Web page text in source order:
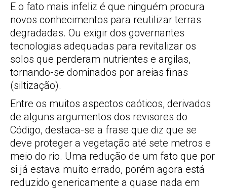
E o fato mais infeliz é que ninguém procura
novos conhecimentos para reutilizar terras
degradadas. Ou exigir dos governantes
tecnologias adequadas para revitalizar os
solos que perderam nutrientes e argilas,
tornando-se dominados por areias finas
(siltização).
Entre os muitos aspectos caóticos, derivados
de alguns argumentos dos revisores do
Código, destaca-se a frase que diz que se
deve proteger a vegetação até sete metros e
meio do rio. Uma redução de um fato que por
si já estava muito errado, porém agora está
reduzido genericamente a quase nada em